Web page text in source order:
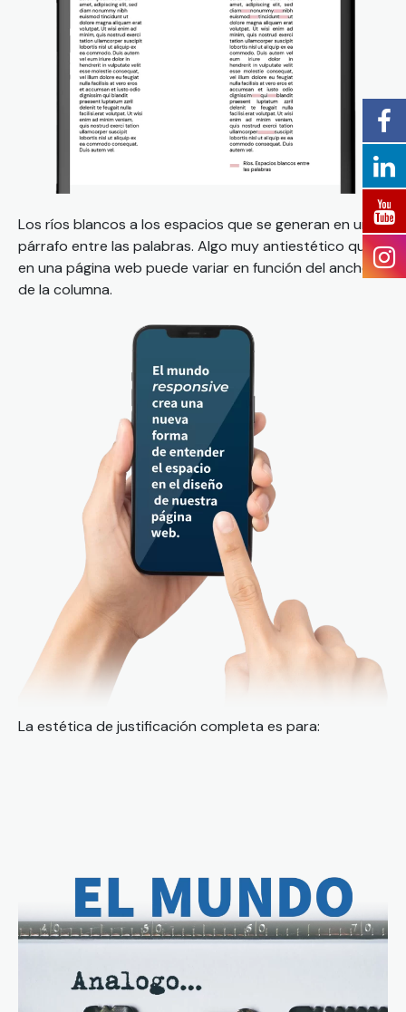
Los ríos blancos a los espacios que se generan en un
párrafo entre las palabras. Algo muy antiestético que
en una página web puede variar en función del ancho
de la columna.
La estética de justificación completa es para: